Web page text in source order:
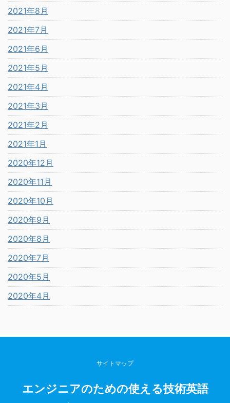
2021年8月
2021年7月
2021年6月
2021年5月
2021年4月
2021年3月
2021年2月
2021年1月
2020年12月
2020年11月
2020年10月
2020年9月
2020年8月
2020年7月
2020年5月
2020年4月
サイトマップ
エンジニアのための使える技術英語